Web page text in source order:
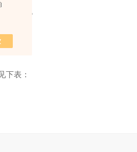
示功能。
下表：